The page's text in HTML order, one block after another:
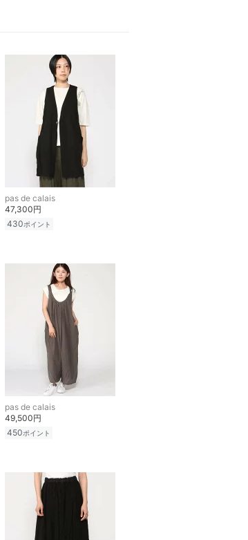
pas de calais
47,300円
430ポイント
pas de calais
49,500円
450ポイント